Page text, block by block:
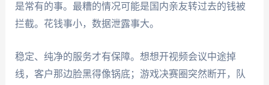
是常有的事。最糟的情况可能是国内亲友转过去的钱被
拦截。花钱事小，数据泄露事大。
稳定、纯净的服务才有保障。想想开视频会议中途掉
线，客户那边脸黑得像锅底；游戏决赛圈突然断开，队